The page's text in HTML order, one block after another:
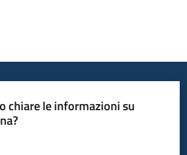
chiare le informazioni su